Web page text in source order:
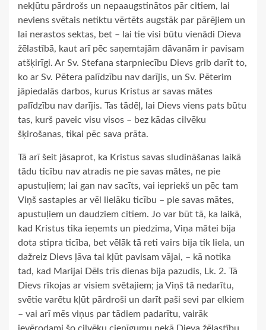
nekļūtu pārdrošs un nepaaugstinātos pār citiem, lai
neviens svētais netiktu vērtēts augstāk par pārējiem un
lai nerastos sektas, bet – lai tie visi būtu vienādi Dieva
žēlastībā, kaut arī pēc saņemtajām dāvanām ir pavisam
atšķirīgi. Ar Sv. Stefana starpniecību Dievs grib darīt to,
ko ar Sv. Pētera palīdzību nav darījis, un Sv. Pēterim
jāpiedalās darbos, kurus Kristus ar savas mātes
palīdzību nav darījis. Tas tādēļ, lai Dievs viens pats būtu
tas, kurš paveic visu visos – bez kādas cilvēku
šķirošanas, tikai pēc sava prāta.
Tā arī šeit jāsaprot, ka Kristus savas sludināšanas laikā
tādu ticību nav atradis ne pie savas mātes, ne pie
apustuļiem; lai gan nav sacīts, vai iepriekš un pēc tam
Viņš sastapies ar vēl lielāku ticību – pie savas mātes,
apustuļiem un daudziem citiem. Jo var būt tā, ka laikā,
kad Kristus tika ieņemts un piedzima, Viņa mātei bija
dota stipra ticība, bet vēlāk tā reti vairs bija tik liela, un
dažreiz Dievs ļāva tai kļūt pavisam vājai, – kā notika
tad, kad Marijai Dēls trīs dienas bija pazudis, Lk. 2. Tā
Dievs rīkojas ar visiem svētajiem; ja Viņš tā nedarītu,
svētie varētu kļūt pārdroši un darīt paši sevi par elkiem
– vai arī mēs viņus par tādiem padarītu, vairāk
ievērodami šo cilvēku cienīgumu nekā Dieva žēlastību.